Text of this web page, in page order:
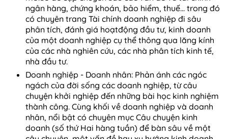
ngân hàng, chứng khoán, bảo hiểm, thuế… trong đó
có chuyên trang Tài chính doanh nghiệp đi sâu
phân tích, đánh giá hoạtđộng đầu tư, kinh doanh
của một doanh nghiệp cụ thể thông qua lăng kính
của các nhà nghiên cứu, các nhà phân tích kinh tế,
nhà đầu tư.
Doanh nghiệp - Doanh nhân: Phản ánh các ngóc
ngách của đời sống các doanh nghiệp, từ câu
chuyện khởi nghiệp đến những bài học kinh nghiệm
thành công. Cùng khối về doanh nghiệp và doanh
nhân, nổi bật có chuyên mục Câu chuyện kinh
doanh (số thứ Hai hàng tuần) để bàn sâu về một